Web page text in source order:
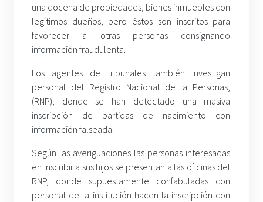
una docena de propiedades, bienes inmuebles con
legítimos dueños, pero éstos son inscritos para
favorecer a otras personas consignando
información fraudulenta.
Los agentes de tribunales también investigan
personal del Registro Nacional de la Personas,
(RNP), donde se han detectado una masiva
inscripción de partidas de nacimiento con
información falseada.
Según las averiguaciones las personas interesadas
en inscribir a sus hijos se presentan a las oficinas del
RNP, donde supuestamente confabuladas con
personal de la institución hacen la inscripción con